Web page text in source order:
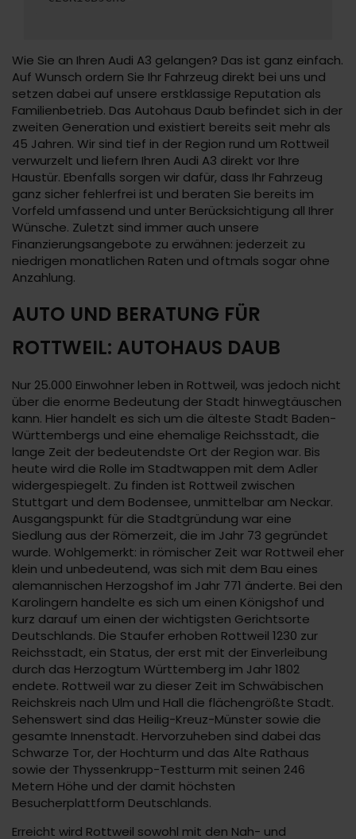
Wie Sie an Ihren Audi A3 gelangen? Das ist ganz einfach.
Auf Wunsch ordern Sie Ihr Fahrzeug direkt bei uns und
setzen dabei auf unsere erstklassige Reputation als
Familienbetrieb. Das Autohaus Daub befindet sich in der
zweiten Generation und existiert bereits seit mehr als
45 Jahren. Wir sind tief in der Region rund um Rottweil
verwurzelt und liefern Ihren Audi A3 direkt vor Ihre
Haustür. Ebenfalls sorgen wir dafür, dass Ihr Fahrzeug
ganz sicher fehlerfrei ist und beraten Sie bereits im
Vorfeld umfassend und unter Berücksichtigung all Ihrer
Wünsche. Zuletzt sind immer auch unsere
Finanzierungsangebote zu erwähnen: jederzeit zu
niedrigen monatlichen Raten und oftmals sogar ohne
Anzahlung.
AUTO UND BERATUNG FÜR
ROTTWEIL: AUTOHAUS DAUB
Nur 25.000 Einwohner leben in Rottweil, was jedoch nicht
über die enorme Bedeutung der Stadt hinwegtäuschen
kann. Hier handelt es sich um die älteste Stadt Baden-
Württembergs und eine ehemalige Reichsstadt, die
lange Zeit der bedeutendste Ort der Region war. Bis
heute wird die Rolle im Stadtwappen mit dem Adler
widergespiegelt. Zu finden ist Rottweil zwischen
Stuttgart und dem Bodensee, unmittelbar am Neckar.
Ausgangspunkt für die Stadtgründung war eine
Siedlung aus der Römerzeit, die im Jahr 73 gegründet
wurde. Wohlgemerkt: in römischer Zeit war Rottweil eher
klein und unbedeutend, was sich mit dem Bau eines
alemannischen Herzogshof im Jahr 771 änderte. Bei den
Karolingern handelte es sich um einen Königshof und
kurz darauf um einen der wichtigsten Gerichtsorte
Deutschlands. Die Staufer erhoben Rottweil 1230 zur
Reichsstadt, ein Status, der erst mit der Einverleibung
durch das Herzogtum Württemberg im Jahr 1802
endete. Rottweil war zu dieser Zeit im Schwäbischen
Reichskreis nach Ulm und Hall die flächengrößte Stadt.
Sehenswert sind das Heilig-Kreuz-Münster sowie die
gesamte Innenstadt. Hervorzuheben sind dabei das
Schwarze Tor, der Hochturm und das Alte Rathaus
sowie der Thyssenkrupp-Testturm mit seinen 246
Metern Höhe und der damit höchsten
Besucherplattform Deutschlands.
Erreicht wird Rottweil sowohl mit den Nah- und